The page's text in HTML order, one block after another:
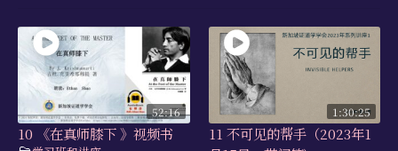
常问问题
总部及历届会长
相关国际网站
伍廷芳与证道学在中国的历史
52:16
10 《在真师膝下 》视频书
1:30:25
11 不可见的帮手（2023年1